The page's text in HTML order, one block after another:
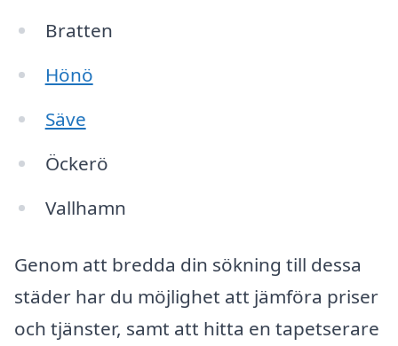
Bratten
Hönö
Säve
Öckerö
Vallhamn
Genom att bredda din sökning till dessa
städer har du möjlighet att jämföra priser
och tjänster, samt att hitta en tapetserare